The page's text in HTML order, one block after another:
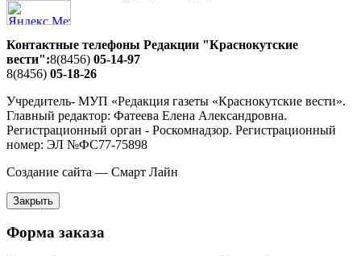
Контактные телефоны Редакции "Краснокутские
вести":8(8456) 05-14-97
8(8456) 05-18-26
Учредитель- МУП «Редакция газеты «Краснокутские вести».
Главный редактор: Фатеева Елена Александровна.
Регистрационный орган - Роскомнадзор. Регистрационный
номер: ЭЛ №ФС77-75898
Создание сайта — Смарт Лайн
Закрыть
Форма заказа